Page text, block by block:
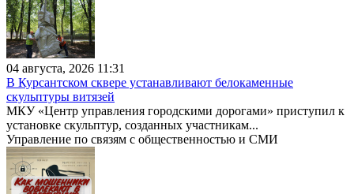
04 августа, 2026 11:31
В Курсантском сквере устанавливают белокаменные
скульптуры витязей
МКУ «Центр управления городскими дорогами» приступил к
установке скульптур, созданных участникам...
Управление по связям с общественностью и СМИ